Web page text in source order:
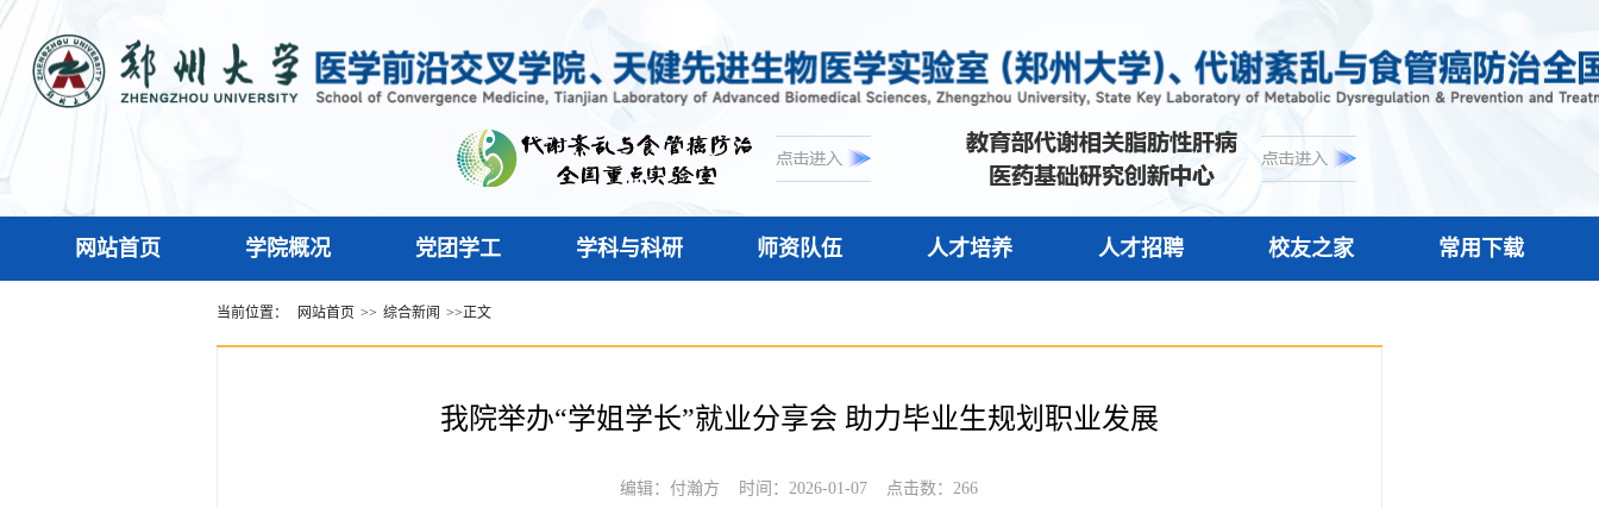
网站首页 学院概况 党团学工 学科与科研 师资队伍 人才培养 人才招聘 校友之家 常用下载
当前位置： 网站首页 >> 综合新闻 >>正文
我院举办“学姐学长”就业分享会 助力毕业生规划职业发展
编辑：付瀚方 时间：2026-01-07 点击数：266